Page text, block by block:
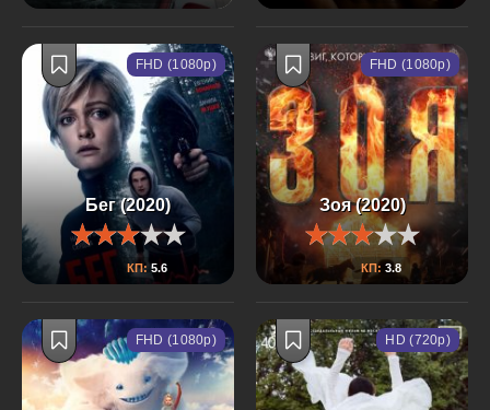
Бег (2020)
КП: 5.6
FHD (1080p)
Зоя (2020)
КП: 3.8
FHD (1080p)
FHD (1080p) HD (720p)